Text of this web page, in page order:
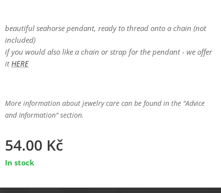
beautiful seahorse pendant, ready to thread onto a chain (not
included)
if you would also like a chain or strap for the pendant - we offer
itHERE
More information about jewelry care can be found in the "Advice
and Information" section.
54.00 Kč
In stock